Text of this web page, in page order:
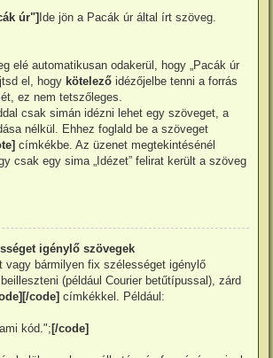
úr"]Ide jön a Pacák úr által írt szöveg.
elé automatikusan odakerül, hogy „Pacák úr
el, hogy kötelezőidézőjelbe tenni a forrás
ez nem tetszőleges.
csak simán idézni lehet egy szöveget, a
nélkül. Ehhez foglald be a szöveget
címkékbe. Az üzenet megtekintésénél
csak egy sima „Idézet” felirat került a szöveg
igénylő szövegek
vagy bármilyen fix szélességet igénylő
(például Courier betűtípussal), zárd
code] címkékkel. Például:
kód."; [/code]